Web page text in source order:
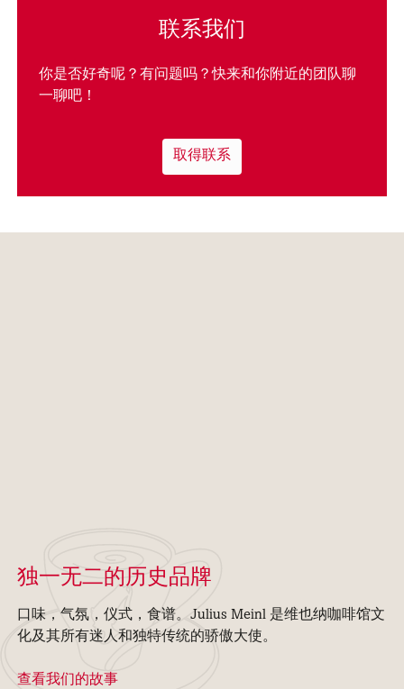
联系我们
你是否好奇呢？有问题吗？快来和你附近的团队聊
一聊吧！
取得联系
独一无二的历史品牌
口味，气氛，仪式，食谱。Julius Meinl 是维也纳咖啡馆文
化及其所有迷人和独特传统的骄傲大使。
查看我们的故事